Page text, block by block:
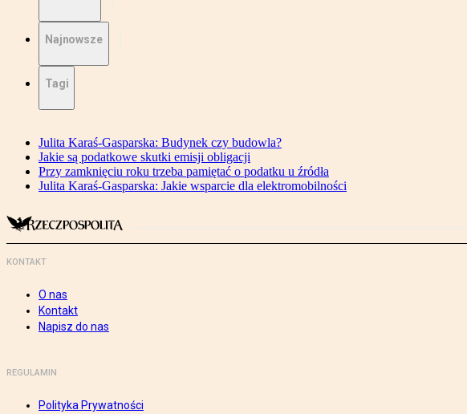
Najnowsze
Tagi
Julita Karaś-Gasparska: Budynek czy budowla?
Jakie są podatkowe skutki emisji obligacji
Przy zamknięciu roku trzeba pamiętać o podatku u źródła
Julita Karaś-Gasparska: Jakie wsparcie dla elektromobilności
KONTAKT
O nas
Kontakt
Napisz do nas
REGULAMIN
Polityka Prywatności